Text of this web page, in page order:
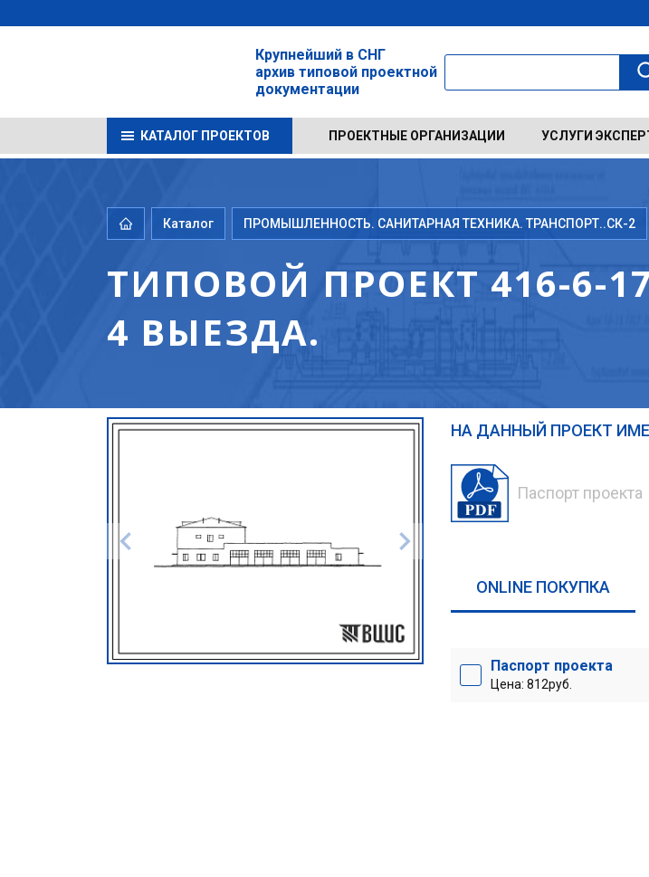
Крупнейший в СНГ
архив типовой проектной
документации
КАТАЛОГ ПРОЕКТОВ ПРОЕКТНЫЕ ОРГАНИЗАЦИИ УСЛУГИ
Каталог ПРОМЫШЛЕННОСТЬ. САНИТАРНАЯ ТЕХНИКА. ТРАНСПОРТ..СК-2
ТИПОВОЙ ПРОЕКТ 416-6-
4 ВЫЕЗДА.
НА ДАННЫЙ ПРОЕКТ
Паспорт проекта
ONLINE ПОКУПКА
Паспорт проекта
Цена: 812руб.